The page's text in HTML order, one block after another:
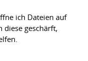
ich Dateien auf
diese geschärft,